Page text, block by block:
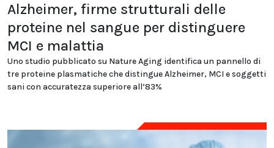
Alzheimer, firme strutturali delle
proteine nel sangue per distinguere
MCI e malattia
Uno studio pubblicato su Nature Aging identifica un pannello di
tre proteine plasmatiche che distingue Alzheimer, MCI e soggetti
sani con accuratezza superiore all’83%